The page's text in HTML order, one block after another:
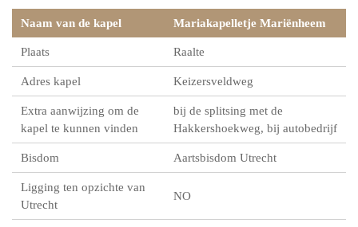
Naam van de kapel Mariakapelletje Mariënheem
Plaats Raalte
Adres kapel Keizersveldweg
Extra aanwijzing om de
kapel te kunnen vinden
bij de splitsing met de
Hakkershoekweg, bij autobedrijf
Bisdom Aartsbisdom Utrecht
Ligging ten opzichte van
Utrecht
NO